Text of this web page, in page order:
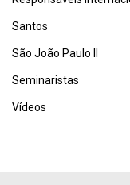
Santos
São João Paulo II
Seminaristas
Vídeos